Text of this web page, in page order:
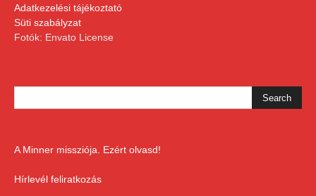
Adatkezelési tájékoztató
Süti szabályzat
Fotók: Envato License
A Minner missziója. Ezért olvasd!
Hírlevél feliratkozás